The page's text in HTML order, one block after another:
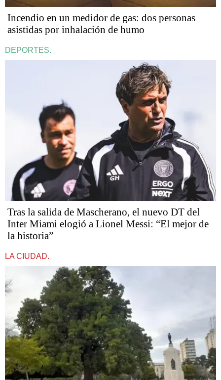
Incendio en un medidor de gas: dos personas
asistidas por inhalación de humo
DEPORTES.
Tras la salida de Mascherano, el nuevo DT del
Inter Miami elogió a Lionel Messi: “El mejor de
la historia”
LA CIUDAD.